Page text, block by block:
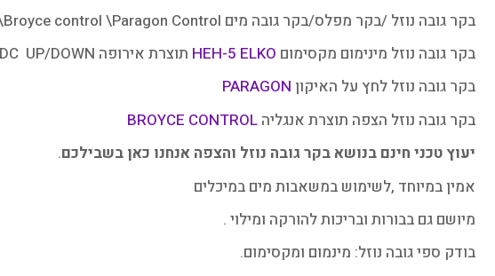
בקר גובה נוזל /בקר מפלס/בקר גובה מים ELKO EP\Broyce control \Paragon Control
בקר גובה נוזל מינימום מקסימום
תוצרת אירופה 24-240VAC/DC UP/DOWN
בקר גובה נוזל לחץ על האיקון PARAGON
בקר גובה נוזל הצפה תוצרת אנגליה BROYCE CONTROL
יעוץ טכני חינם בנושא בקר גובה נוזל והצפה אנחנו כאן בשבילכם.
אמין במיוחד ,לשימוש במשאבות מים במיכלים
מיושם גם בבורות ובריכות להורקה ומילוי .
בודק ספי גובה נוזל: מינמום ומקסימום.